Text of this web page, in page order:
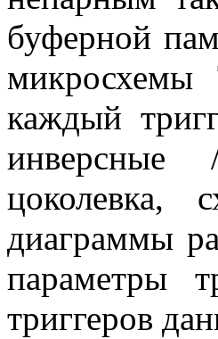
буферной
каждый
инверсные
цоколевка,
диаграммы
параметры
триггеров